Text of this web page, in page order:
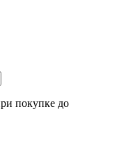
покупке до